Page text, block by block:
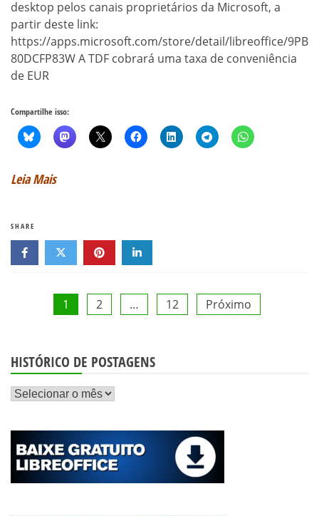
desktop pelos canais proprietários da Microsoft, a
partir deste link:
https://apps.microsoft.com/store/detail/libreoffice/9PB
80DCFP83W A TDF cobrará uma taxa de conveniência
de EUR
Compartilhe isso:
Leia Mais
SHARE
Paginação
posts
1 2 … 12 Próximo
HISTÓRICO DE POSTAGENS
Histórico
postagens